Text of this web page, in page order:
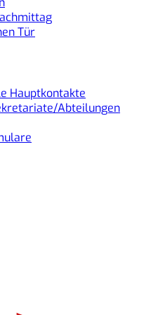
Tür
Hauptkontakte
Abteilungen